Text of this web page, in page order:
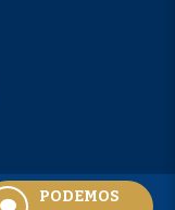
PODEMOS